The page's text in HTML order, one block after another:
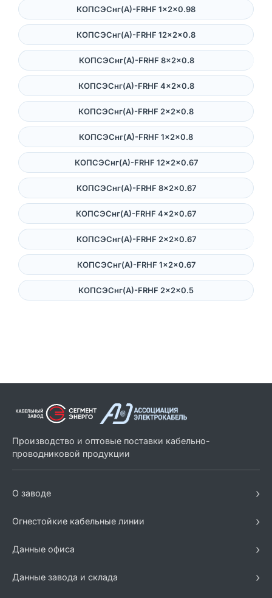
КОПСЭСнг(А)-FRHF 1×2×0.98
КОПСЭСнг(А)-FRHF 12×2×0.8
КОПСЭСнг(А)-FRHF 8×2×0.8
КОПСЭСнг(А)-FRHF 4×2×0.8
КОПСЭСнг(А)-FRHF 2×2×0.8
КОПСЭСнг(А)-FRHF 1×2×0.8
КОПСЭСнг(А)-FRHF 12×2×0.67
КОПСЭСнг(А)-FRHF 8×2×0.67
КОПСЭСнг(А)-FRHF 4×2×0.67
КОПСЭСнг(А)-FRHF 2×2×0.67
КОПСЭСнг(А)-FRHF 1×2×0.67
КОПСЭСнг(А)-FRHF 2×2×0.5
Производство и оптовые поставки кабельно-
проводниковой продукции
О заводе ›
Огнестойкие кабельные линии ›
Данные офиса ›
Данные завода и склада ›